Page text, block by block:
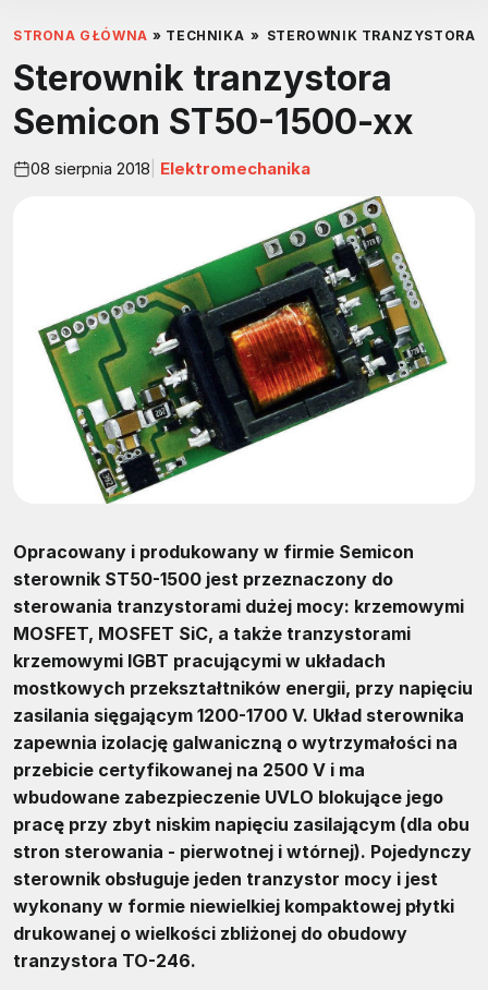
STRONA GŁÓWNA » TECHNIKA » STEROWNIK
Sterownik tranzystora
Semicon ST50-1500-xx
08 sierpnia 2018 Elektromechanika
Opracowany i produkowany w firmie Semicon
sterownik ST50-1500 jest przeznaczony do
sterowania tranzystorami dużej mocy: krzemowymi
MOSFET, MOSFET SiC, a także tranzystorami
krzemowymi IGBT pracującymi w układach
mostkowych przekształtników energii, przy napięciu
zasilania sięgającym 1200-1700 V. Układ sterownika
zapewnia izolację galwaniczną o wytrzymałości na
przebicie certyfikowanej na 2500 V i ma
wbudowane zabezpieczenie UVLO blokujące jego
pracę przy zbyt niskim napięciu zasilającym (dla obu
stron sterowania - pierwotnej i wtórnej). Pojedynczy
sterownik obsługuje jeden tranzystor mocy i jest
wykonany w formie niewielkiej kompaktowej płytki
drukowanej o wielkości zbliżonej do obudowy
tranzystora TO-246.